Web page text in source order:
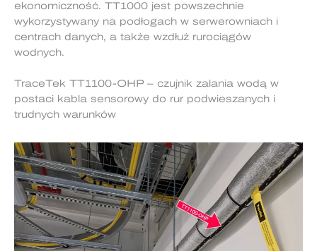
ekonomiczność. TT1000 jest powszechnie
wykorzystywany na podłogach w serwerowniach i
centrach danych, a także wzdłuż rurociągów
wodnych.
TraceTek TT1100-OHP – czujnik zalania wodą w
postaci kabla sensorowy do rur podwieszanych i
trudnych warunków